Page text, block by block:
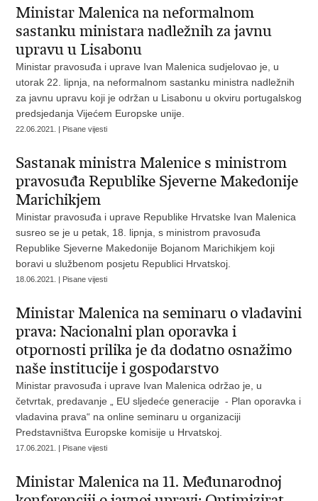
Ministar Malenica na neformalnom
sastanku ministara nadležnih za javnu
upravu u Lisabonu
Ministar pravosuđa i uprave Ivan Malenica sudjelovao je, u
utorak 22. lipnja, na neformalnom sastanku ministra nadležnih
za javnu upravu koji je održan u Lisabonu u okviru portugalskog
predsjedanja Vijećem Europske unije.
22.06.2021. | Pisane vijesti
Sastanak ministra Malenice s ministrom
pravosuđa Republike Sjeverne Makedonije
Marichikjem
Ministar pravosuđa i uprave Republike Hrvatske Ivan Malenica
susreo se je u petak, 18. lipnja, s ministrom pravosuđa
Republike Sjeverne Makedonije Bojanom Marichikjem koji
boravi u službenom posjetu Republici Hrvatskoj.
18.06.2021. | Pisane vijesti
Ministar Malenica na seminaru o vladavini
prava: Nacionalni plan oporavka i
otpornosti prilika je da dodatno osnažimo
naše institucije i gospodarstvo
Ministar pravosuđa i uprave Ivan Malenica održao je, u
četvrtak, predavanje „ EU sljedeće generacije - Plan oporavka i
vladavina prava“ na online seminaru u organizaciji
Predstavništva Europske komisije u Hrvatskoj.
17.06.2021. | Pisane vijesti
Ministar Malenica na 11. Međunarodnoj